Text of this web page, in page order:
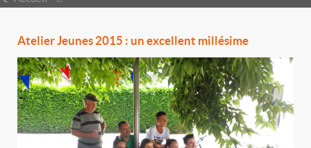
Atelier Jeunes 2015 : un excellent millésime